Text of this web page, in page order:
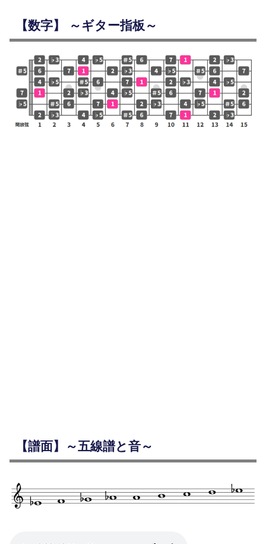
【数字】 ～ギター指板～
【譜面】～五線譜と音～